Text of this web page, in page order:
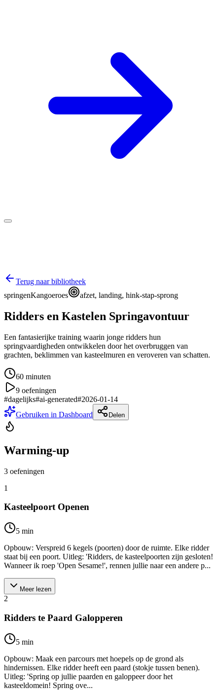
Terug naar bibliotheek
springenKangoeroes afzet, landing, hink-stap-sprong
Ridders en Kastelen Springavontuur
Een fantasierijke training waarin jonge ridders hun
springvaardigheden ontwikkelen door het overbruggen van
grachten, beklimmen van kasteelmuren en veroveren van schatten.
60 minuten
9 oefeningen
#dagelijks#ai-generated#2026-01-14
Gebruiken in Dashboard
Delen
Warming-up
3 oefeningen
1
Kasteelpoort Openen
5 min
Opbouw: Verspreid 6 kegels (poorten) door de ruimte. Elke ridder
staat bij een poort. Uitleg: 'Ridders, de kasteelpoorten zijn gesloten!
Wanneer ik roep 'Open Sesame!', rennen jullie naar een andere p...
Meer lezen
2
Ridders te Paard Galopperen
5 min
Opbouw: Maak een parcours met hoepels op de grond als
hindernissen. Elke ridder heeft een paard (stokje tussen benen).
Uitleg: 'Spring op jullie paarden en galoppeer door het
kasteeldomein! Spring ove...